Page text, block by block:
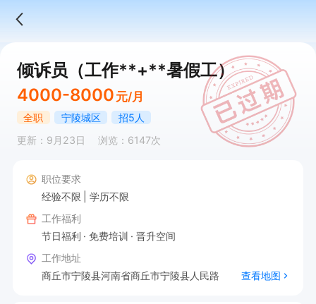
倾诉员（工作**+**暑假工）
4000-8000 元/月
全职 宁陵城区
招5人
更新：9月23日
浏览：6147次
职位要求
经验不限
学历不限
工作福利
节日福利
免费培训
晋升空间
工作地址
商丘市宁陵县河南省商丘市宁陵县人民路
查看地图